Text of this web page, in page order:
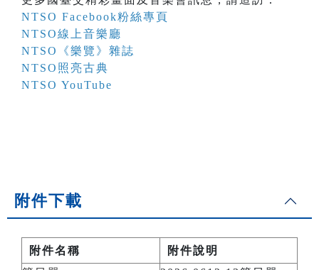
NTSO Facebook粉絲專頁
NTSO線上音樂廳
NTSO《樂覽》雜誌
NTSO照亮古典
NTSO YouTube
附件下載
附件名稱
附件說明